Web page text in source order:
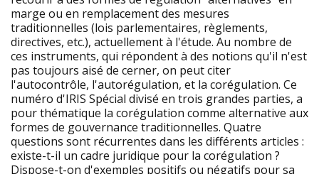
marge ou en remplacement des mesures
traditionnelles (lois parlementaires, règlements,
directives, etc.), actuellement à l'étude. Au nombre de
ces instruments, qui répondent à des notions qu'il n'est
pas toujours aisé de cerner, on peut citer
l'autocontrôle, l'autorégulation, et la corégulation. Ce
numéro d'IRIS Spécial divisé en trois grandes parties, a
pour thématique la corégulation comme alternative aux
formes de gouvernance traditionnelles. Quatre
questions sont récurrentes dans les différents articles :
existe-t-il un cadre juridique pour la corégulation ?
Dispose-t-on d'exemples positifs ou négatifs pour sa